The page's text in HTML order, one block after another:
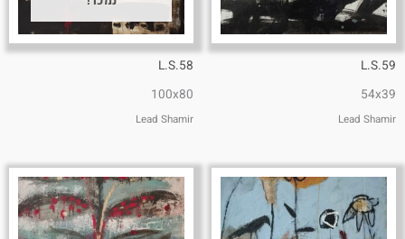
L.S.59
54x39
Lead Shamir
L.S.58
100x80
Lead Shamir